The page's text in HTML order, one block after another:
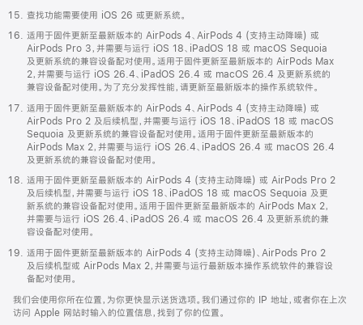
查找功能需要使用 iOS 26 或更新系统。
适用于固件更新至最新版本的 AirPods 4、AirPods 4 (支持主动降噪) 或
AirPods Pro 3，并需要与运行 iOS 18、iPadOS 18 或 macOS Sequoia
及更新系统的兼容设备配对使用。适用于固件更新至最新版本的 AirPods Max
2，并需要与运行 iOS 26.4、iPadOS 26.4 或 macOS 26.4 及更新系统的
兼容设备配对使用。为了充分发挥性能，请更新至最新版本的操作系统软件。
适用于固件更新至最新版本的 AirPods 4、AirPods 4 (支持主动降噪) 或
AirPods Pro 2 及后续机型，并需要与运行 iOS 18、iPadOS 18 或 macOS
Sequoia 及更新系统的兼容设备配对使用。适用于固件更新至最新版本的
AirPods Max 2，并需要与运行 iOS 26.4、iPadOS 26.4 或 macOS 26.4
及更新系统的兼容设备配对使用。
适用于固件更新至最新版本的 AirPods 4 (支持主动降噪) 或 AirPods Pro 2
及后续机型，并需要与运行 iOS 18、iPadOS 18 或 macOS Sequoia 及更
新系统的兼容设备配对使用。适用于固件更新至最新版本的 AirPods Max 2，
并需要与运行 iOS 26.4、iPadOS 26.4 或 macOS 26.4 及更新系统的兼
容设备配对使用。
适用于固件更新至最新版本的 AirPods 4 (支持主动降噪)、AirPods Pro 2
及后续机型或 AirPods Max 2，并需要与运行最新版本操作系统软件的兼容设
备配对使用。
我们会使用你所在位置，为你更快显示送货选项。我们通过你的 IP 地址，或者你在上次
访问 Apple 网站时输入的位置信息，找到了你的位置。